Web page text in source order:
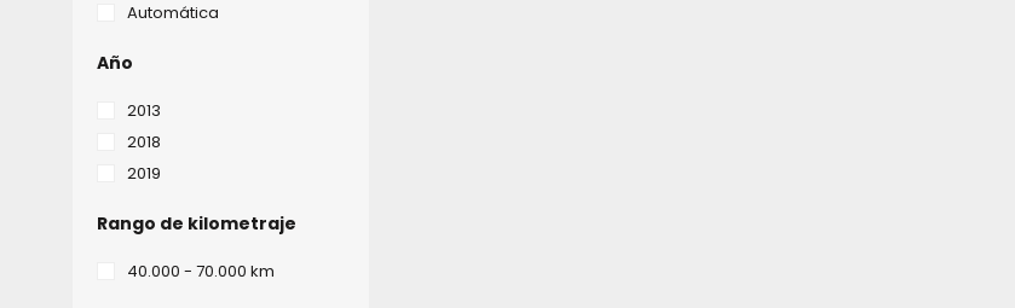
Automática
Año
2013
2018
2019
Rango de kilometraje
40.000 - 70.000 km